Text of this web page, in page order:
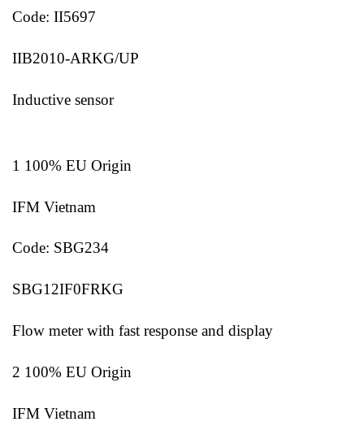
Code: II5697
IIB2010-ARKG/UP
Inductive sensor
1 100% EU Origin
IFM Vietnam
Code: SBG234
SBG12IF0FRKG
Flow meter with fast response and display
2 100% EU Origin
IFM Vietnam